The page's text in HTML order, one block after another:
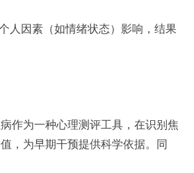
人因素（如情绪状态）影响，结果
作为一种心理测评工具，在识别焦
，为早期干预提供科学依据。同